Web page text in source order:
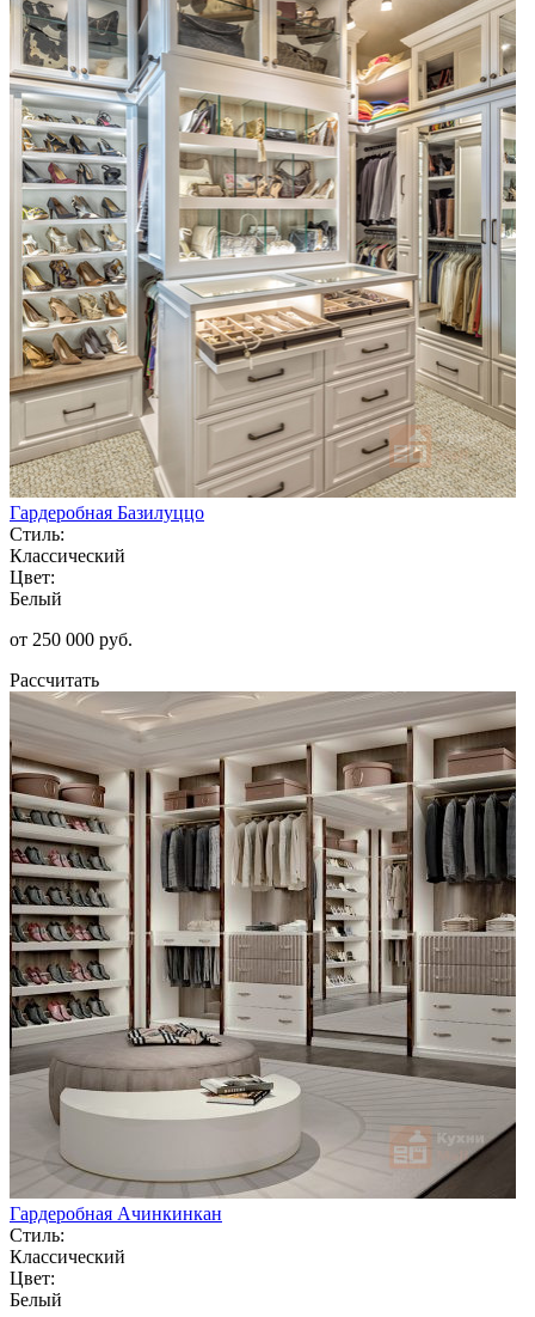
Гардеробная Базилуццо
Стиль:
Классический
Цвет:
Белый
от 250 000 руб.
Рассчитать
Гардеробная Ачинкинкан
Стиль:
Классический
Цвет:
Белый